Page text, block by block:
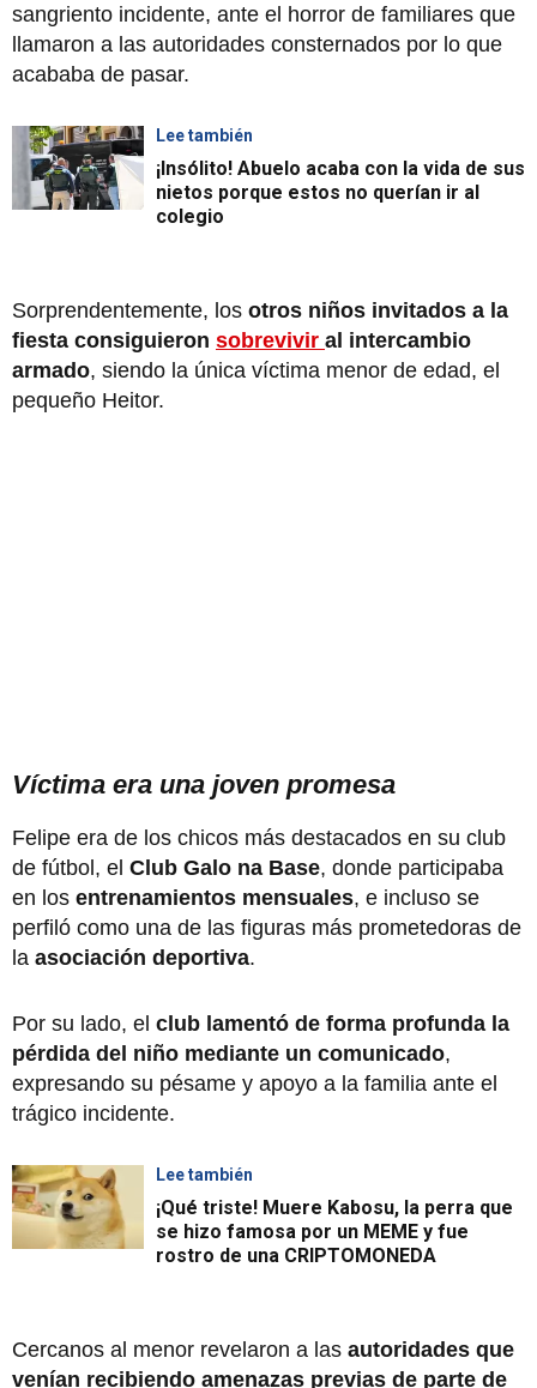
sangriento incidente, ante el horror de familiares que
llamaron a las autoridades consternados por lo que
acababa de pasar.
Lee también
¡Insólito! Abuelo acaba con la vida de sus
nietos porque estos no querían ir al
colegio
Sorprendentemente, los otros niños invitados a la
fiesta consiguieron sobrevivir al intercambio
armado, siendo la única víctima menor de edad, el
pequeño Heitor.
Víctima era una joven promesa
Felipe era de los chicos más destacados en su club
de fútbol, el Club Galo na Base, donde participaba
en los entrenamientos mensuales, e incluso se
perfiló como una de las figuras más prometedoras de
la asociación deportiva.
Por su lado, el club lamentó de forma profunda la
pérdida del niño mediante un comunicado,
expresando su pésame y apoyo a la familia ante el
trágico incidente.
Lee también
¡Qué triste! Muere Kabosu, la perra que
se hizo famosa por un MEME y fue
rostro de una CRIPTOMONEDA
Cercanos al menor revelaron a las autoridades que
venían recibiendo amenazas previas de parte de